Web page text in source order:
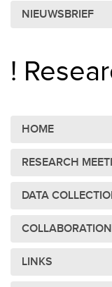
NIEUWSBRIEF
!
HOME
RESEARCH
DATA
COLLABORATION
LINKS